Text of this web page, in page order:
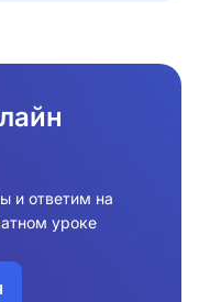
и ответим на
уроке